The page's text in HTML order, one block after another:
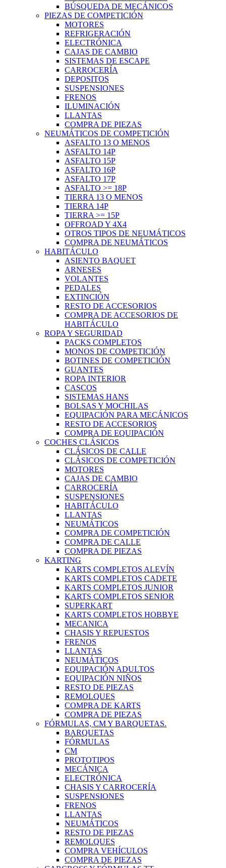
BÚSQUEDA DE MECÁNICOS
PIEZAS DE COMPETICIÓN
MOTORES
REFRIGERACIÓN
ELECTRÓNICA
CAJAS DE CAMBIO
SISTEMAS DE ESCAPE
CARROCERÍA
DEPOSITOS
SUSPENSIONES
FRENOS
ILUMINACIÓN
LLANTAS
COMPRA DE PIEZAS
NEUMÁTICOS DE COMPETICIÓN
ASFALTO 13 O MENOS
ASFALTO 14P
ASFALTO 15P
ASFALTO 16P
ASFALTO 17P
ASFALTO >= 18P
TIERRA 13 O MENOS
TIERRA 14P
TIERRA >= 15P
OFFROAD Y 4X4
OTROS TIPOS DE NEUMÁTICOS
COMPRA DE NEUMÁTICOS
HABITÁCULO
ASIENTO BAQUET
ARNESES
VOLANTES
PEDALES
EXTINCIÓN
RESTO DE ACCESORIOS
COMPRA DE ACCESORIOS DE
HABITÁCULO
ROPA Y SEGURIDAD
PACKS COMPLETOS
MONOS DE COMPETICIÓN
BOTINES DE COMPETICIÓN
GUANTES
ROPA INTERIOR
CASCOS
SISTEMAS HANS
BOLSAS Y MOCHILAS
EQUIPACIÓN PARA MECÁNICOS
RESTO DE ACCESORIOS
COMPRA DE EQUIPACIÓN
COCHES CLÁSICOS
CLÁSICOS DE CALLE
CLÁSICOS DE COMPETICIÓN
MOTORES
CAJAS DE CAMBIO
CARROCERÍA
SUSPENSIONES
HABITÁCULO
LLANTAS
NEUMÁTICOS
COMPRA DE COMPETICIÓN
COMPRA DE CALLE
COMPRA DE PIEZAS
KARTING
KARTS COMPLETOS ALEVÍN
KARTS COMPLETOS CADETE
KARTS COMPLETOS JUNIOR
KARTS COMPLETOS SENIOR
SUPERKART
KARTS COMPLETOS HOBBYE
MECANICA
CHASIS Y REPUESTOS
FRENOS
LLANTAS
NEUMÁTICOS
EQUIPACIÓN ADULTOS
EQUIPACIÓN NIÑOS
RESTO DE PIEZAS
REMOLQUES
COMPRA DE KARTS
COMPRA DE PIEZAS
FÓRMULAS, CM Y BARQUETAS.
BARQUETAS
FÓRMULAS
CM
PROTOTIPOS
MECÁNICA
ELECTRÓNICA
CHASIS Y CARROCERÍA
SUSPENSIONES
FRENOS
LLANTAS
NEUMÁTICOS
RESTO DE PIEZAS
REMOLQUES
COMPRA VEHÍCULOS
COMPRA DE PIEZAS